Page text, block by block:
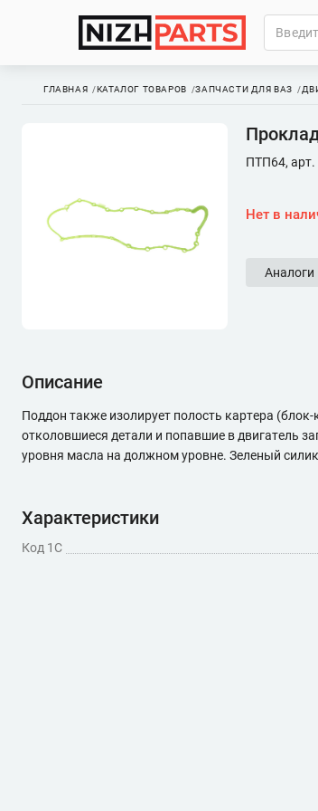
ГЛАВНАЯ КАТАЛОГ ТОВАРОВ ЗАПЧАСТИ ДЛЯ ВАЗ
ПТП64, арт.
Нет в
Аналоги
Описание
Поддон также изолирует полость картера
отколовшиеся детали и попавшие в двигатель
уровня масла на должном уровне. Зеленый
Характеристики
Код 1С